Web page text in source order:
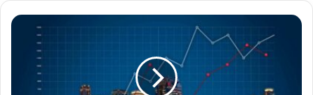
صیدی: ایلان ماسک به ارزش ذاتی
بورس تهران واقف است
18 نوامبر 2024